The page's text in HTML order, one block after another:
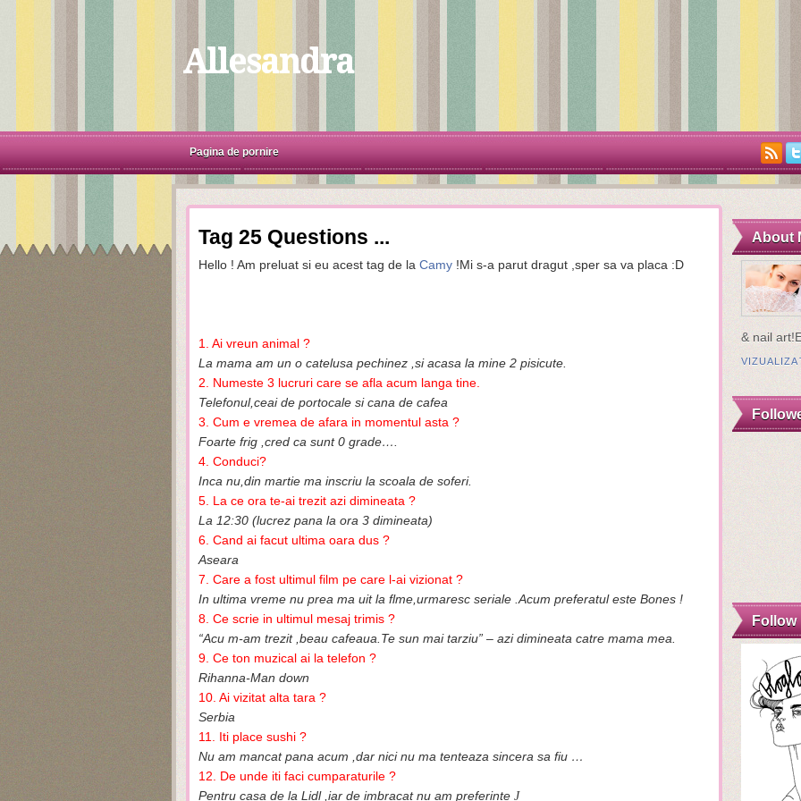
Allesandra
Pagina de pornire
Tag 25 Questions ...
Hello ! Am preluat si eu acest tag de la Camy !Mi s-a parut dragut ,sper sa va placa :D
1. Ai vreun animal ?
La mama am un o catelusa pechinez ,si acasa la mine 2 pisicute.
2. Numeste 3 lucruri care se afla acum langa tine.
Telefonul,ceai de portocale si cana de cafea
3. Cum e vremea de afara in momentul asta ?
Foarte frig ,cred ca sunt 0 grade….
4. Conduci?
Inca nu,din martie ma inscriu la scoala de soferi.
5. La ce ora te-ai trezit azi dimineata ?
La 12:30 (lucrez pana la ora 3 dimineata)
6. Cand ai facut ultima oara dus ?
Aseara
7. Care a fost ultimul film pe care l-ai vizionat ?
In ultima vreme nu prea ma uit la flme,urmaresc seriale .Acum preferatul este Bones !
8. Ce scrie in ultimul mesaj trimis ?
“Acu m-am trezit ,beau cafeaua.Te sun mai tarziu” – azi dimineata catre mama mea.
9. Ce ton muzical ai la telefon ?
Rihanna-Man down
10. Ai vizitat alta tara ?
Serbia
11. Iti place sushi ?
Nu am mancat pana acum ,dar nici nu ma tenteaza sincera sa fiu …
12. De unde iti faci cumparaturile ?
Pentru casa de la Lidl ,iar de imbracat nu am preferinte J
About
& nail
Follow